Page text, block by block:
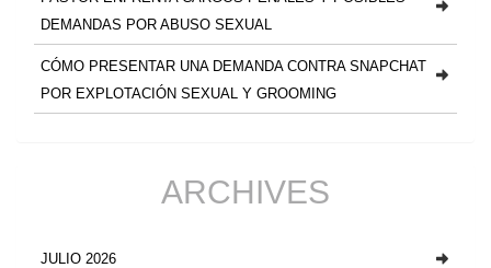
DEMANDAS POR ABUSO SEXUAL
CÓMO PRESENTAR UNA DEMANDA CONTRA SNAPCHAT
POR EXPLOTACIÓN SEXUAL Y GROOMING
ARCHIVES
JULIO 2026